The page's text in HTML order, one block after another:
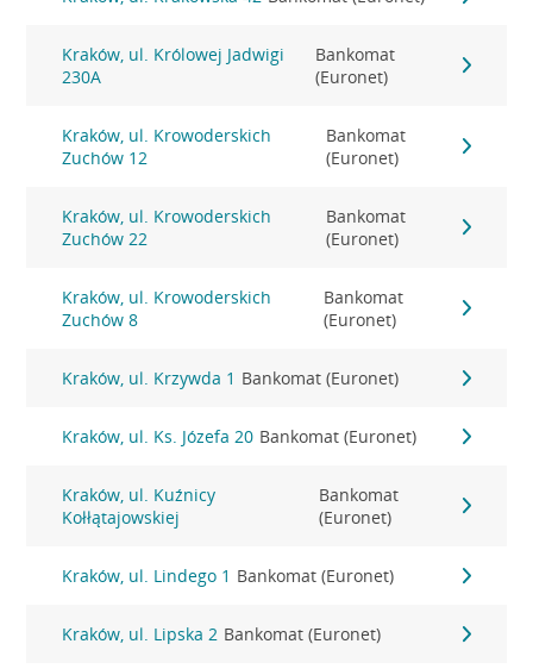
Kraków, ul. Królowej Jadwigi
230A
Bankomat
(Euronet)
Kraków, ul. Krowoderskich
Zuchów 12
Bankomat
(Euronet)
Kraków, ul. Krowoderskich
Zuchów 22
Bankomat
(Euronet)
Kraków, ul. Krowoderskich
Zuchów 8
Bankomat
(Euronet)
Kraków, ul. Krzywda 1 Bankomat (Euronet)
Kraków, ul. Ks. Józefa 20 Bankomat (Euronet)
Kraków, ul. Kuźnicy
Kołłątajowskiej
Bankomat
(Euronet)
Kraków, ul. Lindego 1 Bankomat (Euronet)
Kraków, ul. Lipska 2 Bankomat (Euronet)